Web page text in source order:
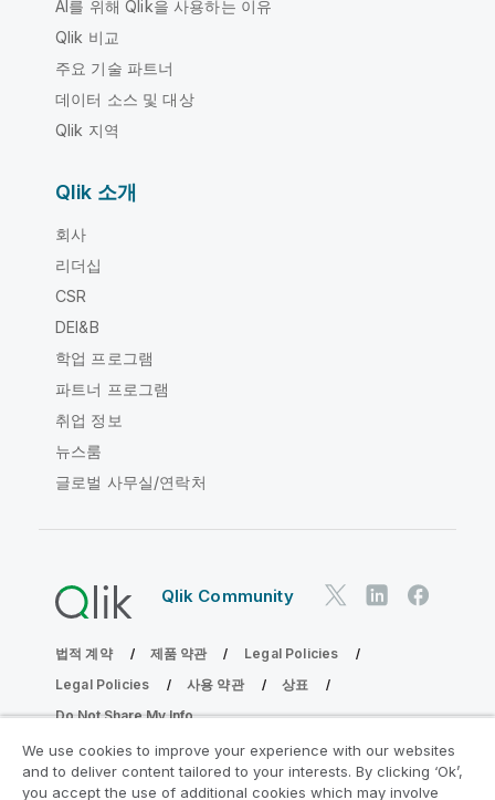
AI를 위해 Qlik을 사용하는 이유
Qlik 비교
주요 기술 파트너
데이터 소스 및 대상
Qlik 지역
Qlik 소개
회사
리더십
CSR
DEI&B
학업 프로그램
파트너 프로그램
취업 정보
뉴스룸
글로벌 사무실/연락처
Qlik Community
법적 계약 제품 약관
Legal Policies
Legal Policies
사용 약관
상표
Do Not Share My Info
Copyright © 1993-2026 QlikTech International AB. 무단 전재
및 복제를 금합니다.
We use cookies to improve your experience with our websites
and to deliver content tailored to your interests. By clicking ‘Ok’,
you accept the use of additional cookies which may involve